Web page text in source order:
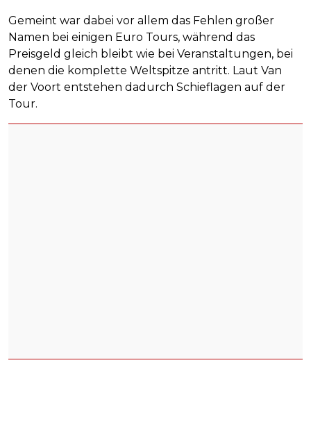
Gemeint war dabei vor allem das Fehlen großer
Namen bei einigen Euro Tours, während das
Preisgeld gleich bleibt wie bei Veranstaltungen, bei
denen die komplette Weltspitze antritt. Laut Van
der Voort entstehen dadurch Schieflagen auf der
Tour.